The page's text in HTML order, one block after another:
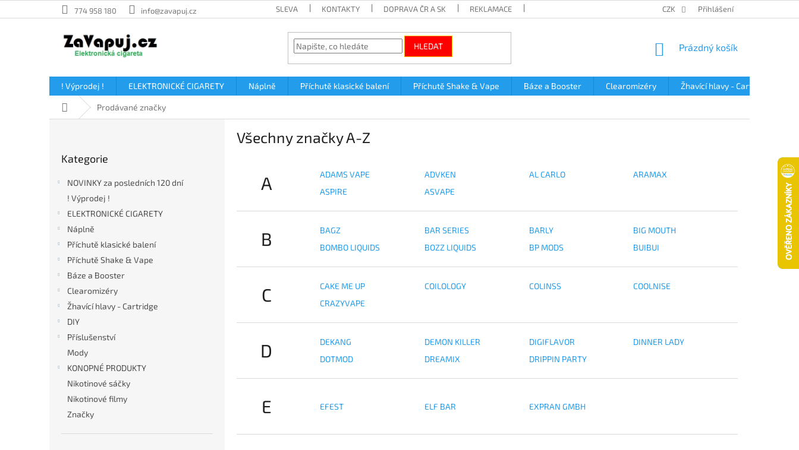
na
774 958 180 info@zavapuj.cz SLEVA KONTAKTY DOPRAVA ČR A SK REKLAMACE PODMÍNKY OCHRANY OSOBNÍCH ÚDAJŮ
CZK Přihlášení
HLEDAT
NÁKUPNÍ
Prázdný košík
! Výprodej ! ELEKTRONICKÉ CIGARETY Náplně Příchutě klasické balení Příchutě Shake & Vape Báze a Booster Clearomizéry Žhavící hlavy - Cartridge
Domů Prodávané značky
kategorie
Kategorie
NOVINKY za posledních 120 dní
! Výprodej !
ELEKTRONICKÉ CIGARETY
Náplně
Příchutě klasické balení
Příchutě Shake & Vape
Báze a Booster
Clearomizéry
Žhavící hlavy - Cartridge
DIY
Příslušenství
Mody
KONOPNÉ PRODUKTY
Nikotinové sáčky
Nikotinové filmy
Značky
Všechny značky A-Z
A ADAMS VAPE ADVKEN AL CARLO
ARAMAX
ASPIRE
ASVAPE
B BAGZ BAR SERIES BARLY
BIG MOUTH
BOMBO LIQUIDS
BOZZ LIQUIDS BP MODS BUIBUI
C CAKE ME UP COILOLOGY COLINSS
COOLNISE
CRAZYVAPE
D DEKANG DEMON KILLER DIGIFLAVOR
DINNER LADY
DOTMOD
DREAMIX DRIPPIN PARTY
E EFEST ELF BAR EXPRAN GMBH